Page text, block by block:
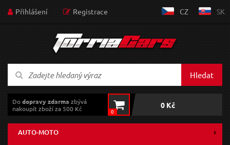
Přihlášení Registrace CZ SK
Hledat
Dodopravy zdarma zbývá
nakoupit zboží za 500 Kč
0
0 Kč
AUTO-MOTO